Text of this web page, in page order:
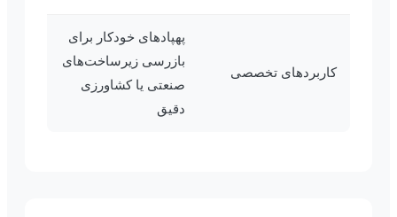
کاربردهای تخصصی
پهپادهای خودکار برای
بازرسی زیرساخت‌های
صنعتی یا کشاورزی
دقیق